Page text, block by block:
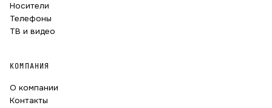
Носители
Телефоны
ТВ и видео
КОМПАНИЯ
О компании
Контакты